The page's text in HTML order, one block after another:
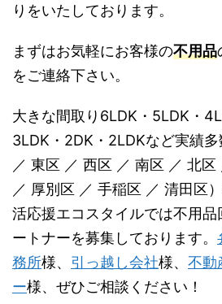
りをいたしております。
まずはお気軽にお客様の不用品
をご連絡下さい。
大きな間取り6LDK・5LDK・
3LDK・2DK・2LDKなど実績
／ 東区 ／ 西区 ／ 南区 ／ 北
／ 厚別区 ／ 手稲区 ／ 清田区
活応援エコスタイルでは不用
ートナーを募集しております。
務所様、 引っ越し会社様、 不動
ー様、ぜひご相談ください！